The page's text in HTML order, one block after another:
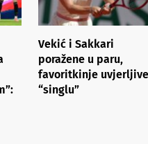
Vekić i Sakkari
poražene u paru,
favoritkinje
“singlu”